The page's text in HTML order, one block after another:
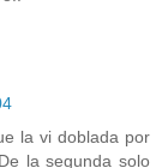
la vi doblada por
la segunda solo